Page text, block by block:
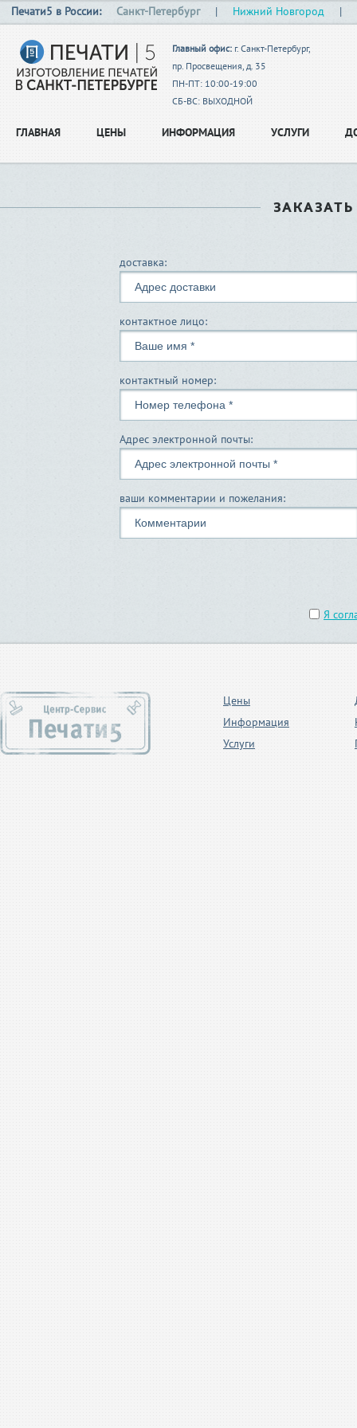
Печати5 в России: Санкт-Петербург | Нижний Новгород |
Главный офис: г. Санкт-Петербург,
пр. Просвещения, д. 35
ПН-ПТ: 10:00-19:00
СБ-ВС: ВЫХОДНОЙ
ГЛАВНАЯ ЦЕНЫ ИНФОРМАЦИЯ УСЛУГИ
доставка:
контактное лицо:
контактный номер:
Адрес электронной почты:
ваши комментарии и пожелания:
Я
Цены
Информация
Услуги